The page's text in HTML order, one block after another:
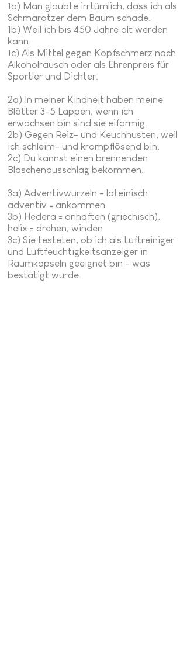
1a) Man glaubte irrtümlich, dass ich als
Schmarotzer dem Baum schade.
1b) Weil ich bis 450 Jahre alt werden
kann.
1c) Als Mittel gegen Kopfschmerz nach
Alkoholrausch oder als Ehrenpreis für
Sportler und Dichter.
2a) In meiner Kindheit haben meine
Blätter 3-5 Lappen, wenn ich
erwachsen bin sind sie eiförmig.
2b) Gegen Reiz- und Keuchhusten, weil
ich schleim- und krampflösend bin.
2c) Du kannst einen brennenden
Bläschenausschlag bekommen.
3a) Adventivwurzeln - lateinisch
adventiv = ankommen
3b) Hedera = anhaften (griechisch),
helix = drehen, winden
3c) Sie testeten, ob ich als Luftreiniger
und Luftfeuchtigkeitsanzeiger in
Raumkapseln geeignet bin - was
bestätigt wurde.